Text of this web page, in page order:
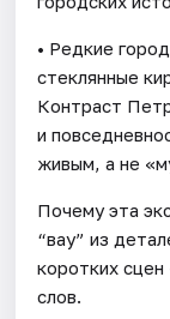
• Редкие
стеклянные
Контраст
и
живым, а не
Почему эта
“вау” из
коротких
слов.